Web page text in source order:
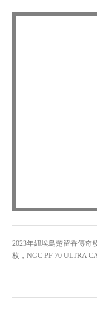
2023年紐埃島楚留香傳奇
枚，NGC PF 70 ULTRA